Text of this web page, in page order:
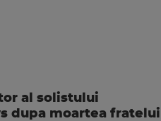
al solistului
dupa moartea fratelui